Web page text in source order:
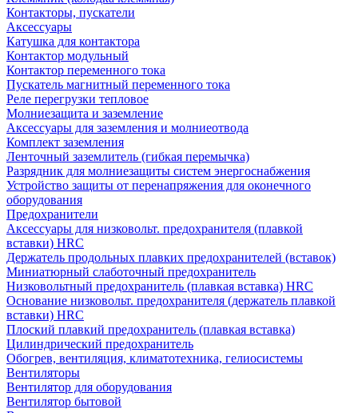
Контакторы, пускатели
Аксессуары
Катушка для контактора
Контактор модульный
Контактор переменного тока
Пускатель магнитный переменного тока
Реле перегрузки тепловое
Молниезащита и заземление
Аксессуары для заземления и молниеотвода
Комплект заземления
Ленточный заземлитель (гибкая перемычка)
Разрядник для молниезащиты систем энергоснабжения
Устройство защиты от перенапряжения для оконечного
оборудования
Предохранители
Аксессуары для низковольт. предохранителя (плавкой
вставки) HRC
Держатель продольных плавких предохранителей (вставок)
Миниатюрный слаботочный предохранитель
Низковольтный предохранитель (плавкая вставка) HRC
Основание низковольт. предохранителя (держатель плавкой
вставки) HRC
Плоский плавкий предохранитель (плавкая вставка)
Цилиндрический предохранитель
Обогрев, вентиляция, климатотехника, гелиосистемы
Вентиляторы
Вентилятор для оборудования
Вентилятор бытовой